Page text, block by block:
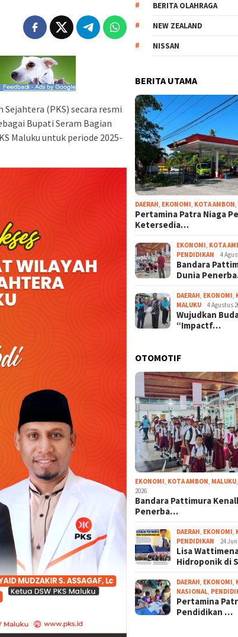
(PKS) secara resmi
Bupati Seram Bagian
Maluku untuk periode 2025-
BERITA OLAHRAGA
NEW ZEALAND
NISSAN
BERITA UTAMA
DAERAH, EKONOMI, KOTA AMBON,
Pertamina Patra Niaga
Ketersedia…
EKONOMI, KOTA
PENDIDIKAN
4
Bandara
Dunia
DAERAH, EKONOMI,
MALUKU
4 Agustus
Wujudkan
“Impactf…
OTOMOTIF
EKONOMI, KOTA AMBON, MALUKU,
2026
Bandara Pattimura
Penerba…
DAERAH, EKONOMI,
PENDIDIKAN
24
Lisa
Hidroponik di
DAERAH, EKONOMI,
NASIONAL,
Pertamina
Pendidikan …